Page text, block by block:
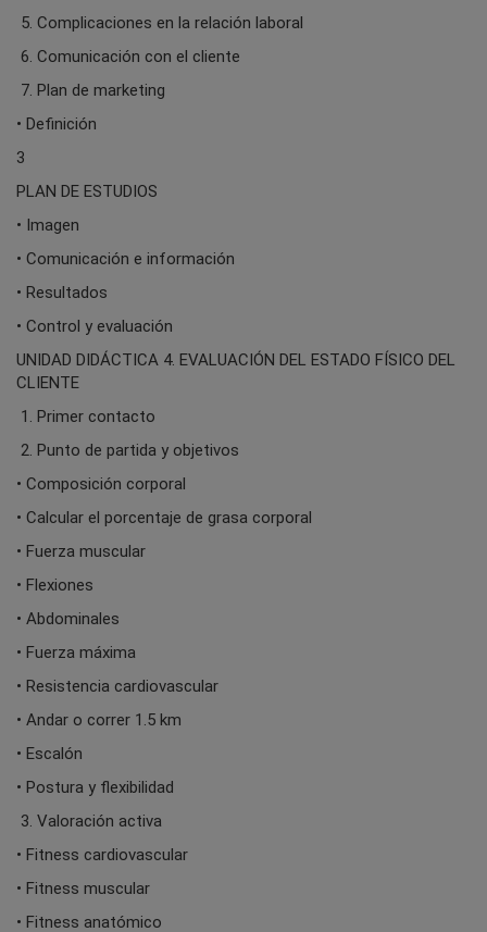
5. Complicaciones en la relación laboral
6. Comunicación con el cliente
7. Plan de marketing
• Definición
3
PLAN DE ESTUDIOS
• Imagen
• Comunicación e información
• Resultados
• Control y evaluación
UNIDAD DIDÁCTICA 4. EVALUACIÓN DEL ESTADO FÍSICO DEL
CLIENTE
1. Primer contacto
2. Punto de partida y objetivos
• Composición corporal
• Calcular el porcentaje de grasa corporal
• Fuerza muscular
• Flexiones
• Abdominales
• Fuerza máxima
• Resistencia cardiovascular
• Andar o correr 1.5 km
• Escalón
• Postura y flexibilidad
3. Valoración activa
• Fitness cardiovascular
• Fitness muscular
• Fitness anatómico